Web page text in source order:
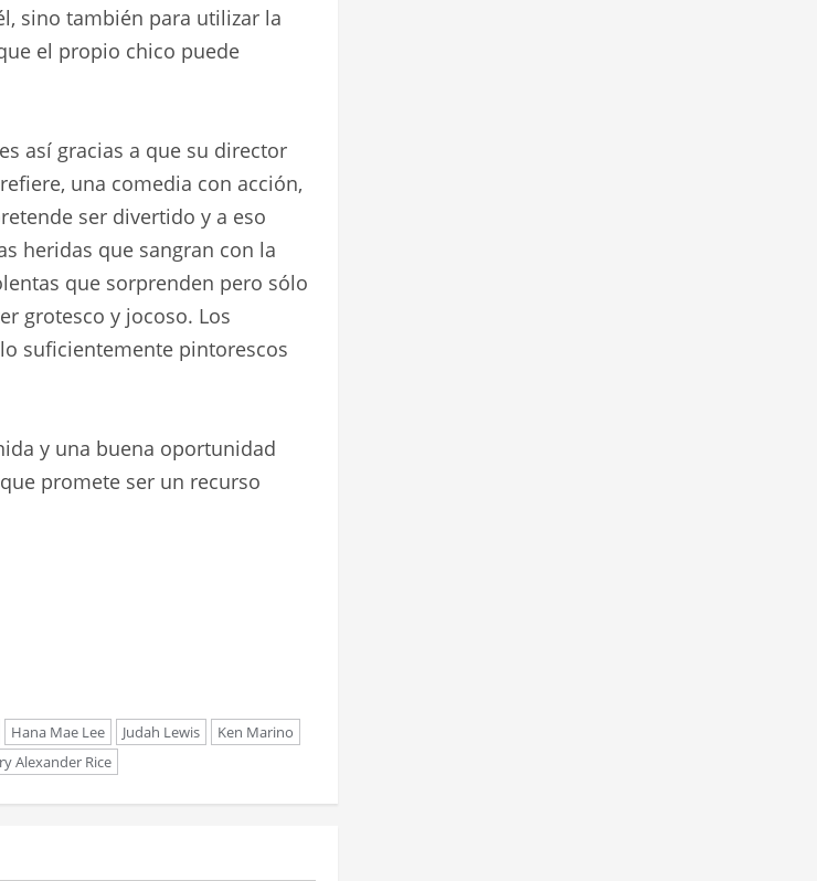
sino también para utilizar la
el propio chico puede
así gracias a que su director
una comedia con acción,
ser divertido y a eso
heridas que sangran con la
que sorprenden pero sólo
grotesco y jocoso. Los
suficientemente pintorescos
y una buena oportunidad
promete ser un recurso
Hana Mae Lee Judah Lewis
Ken Marino
Alexander Rice